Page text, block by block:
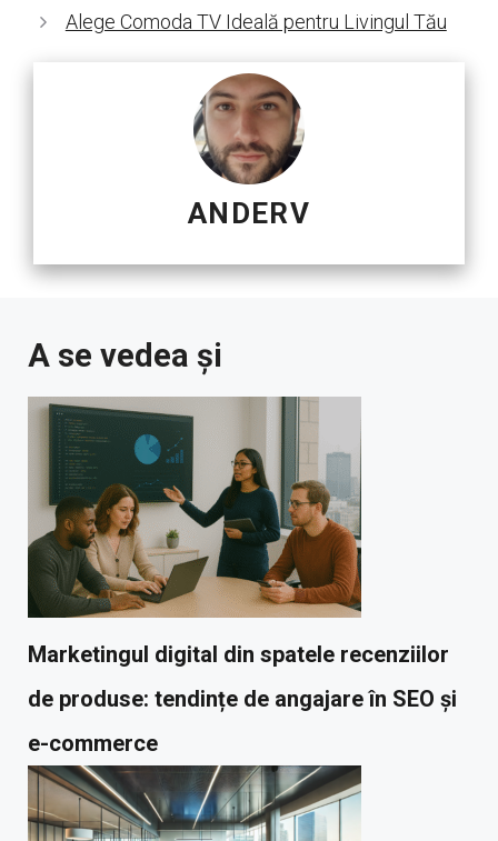
Alege Comoda TV Ideală pentru Livingul Tău
ANDERV
A se vedea și
Marketingul digital din spatele recenziilor
de produse: tendințe de angajare în SEO și
e-commerce